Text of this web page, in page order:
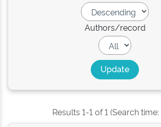
Authors/record
Results 1-1 of 1 (Search